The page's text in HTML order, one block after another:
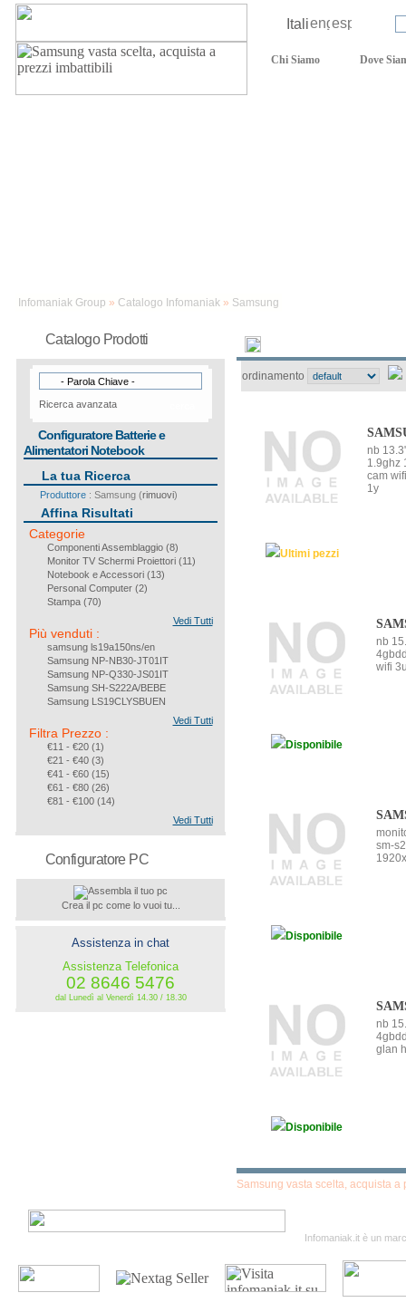
Chi Siamo Dove
Infomaniak Group » Catalogo Infomaniak » Samsung
Catalogo Prodotti
Ricerca avanzata
Configuratore Batterie e
Alimentatori Notebook
La tua Ricerca
Produttore: Samsung (rimuovi)
Affina Risultati
Categorie
Componenti Assemblaggio(8)
Monitor TV Schermi Proiettori(11)
Notebook e Accessori(13)
Personal Computer(2)
Stampa(70)
Vedi Tutti
Più venduti:
samsung ls19a150ns/en
Samsung NP-NB30-JT01IT
Samsung NP-Q330-JS01IT
Samsung SH-S222A/BEBE
Samsung LS19CLYSBUEN
samsung s083c-bebe
Samsung SCX-4828FN/SEE
samsung sh224bb-bebe
Vedi Tutti
Filtra Prezzo:
€11 - €20 (1)
€21 - €40 (3)
€41 - €60 (15)
€61 - €80 (26)
€81 - €100 (14)
€451 - €600 (5)
€601 - €750 (4)
€751 - €900 (2)
€901 - €1500 (1)
Vedi Tutti
Configuratore PC
Crea il pc come lo vuoi tu...
Assistenza in chat
Assistenza Telefonica
02 8646 5476
dal Lunedì al Venerdì 14.30 / 18.30
ordinamento
Ultimi pezzi
nb
1.9ghz
cam
1y
Disponibile
nb
wifi
Disponibile
sm-
Disponibile
nb
glan
Samsung vasta scelta, acquista a
Infomaniak.it è un